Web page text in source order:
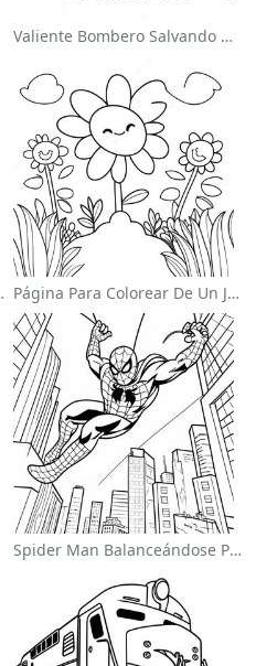
Valiente Bombero Salvando Un Gato Para Colorear
De Pascua Página Para Colorear De Un Jardín De Flores Coloridas
Spider Man Balanceándose Por La Ciudad Para Colorear